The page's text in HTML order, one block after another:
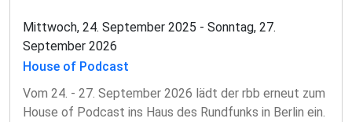
Mittwoch, 24. September 2025 - Sonntag, 27.
September 2026
House of Podcast
Vom 24. - 27. September 2026 lädt der rbb erneut zum
House of Podcast ins Haus des Rundfunks in Berlin ein.